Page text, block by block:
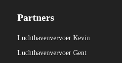
Partners
Luchthavenvervoer Kevin
Luchthavenvervoer Gent